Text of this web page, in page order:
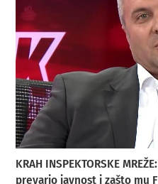
KRAH INSPEKTORSKE
prevario javnost i zašto mu